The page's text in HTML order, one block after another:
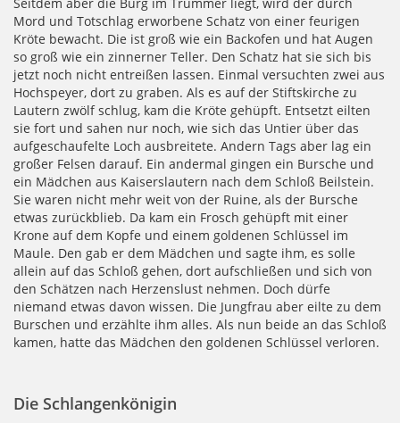
Mord und Totschlag erworbene Schatz von einer feurigen
Kröte bewacht. Die ist groß wie ein Backofen und hat Augen
so groß wie ein zinnerner Teller. Den Schatz hat sie sich bis
jetzt noch nicht entreißen lassen. Einmal versuchten zwei aus
Hochspeyer, dort zu graben. Als es auf der Stiftskirche zu
Lautern zwölf schlug, kam die Kröte gehüpft. Entsetzt eilten
sie fort und sahen nur noch, wie sich das Untier über das
aufgeschaufelte Loch ausbreitete. Andern Tags aber lag ein
großer Felsen darauf. Ein andermal gingen ein Bursche und
ein Mädchen aus Kaiserslautern nach dem Schloß Beilstein.
Sie waren nicht mehr weit von der Ruine, als der Bursche
etwas zurückblieb. Da kam ein Frosch gehüpft mit einer
Krone auf dem Kopfe und einem goldenen Schlüssel im
Maule. Den gab er dem Mädchen und sagte ihm, es solle
allein auf das Schloß gehen, dort aufschließen und sich von
den Schätzen nach Herzenslust nehmen. Doch dürfe
niemand etwas davon wissen. Die Jungfrau aber eilte zu dem
Burschen und erzählte ihm alles. Als nun beide an das Schloß
kamen, hatte das Mädchen den goldenen Schlüssel verloren.
Die Schlangenkönigin